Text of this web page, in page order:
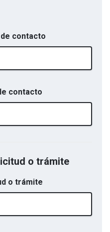
contacto
contacto
o trámite
o trámite